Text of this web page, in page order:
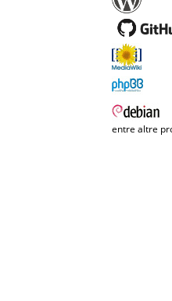
entre altre